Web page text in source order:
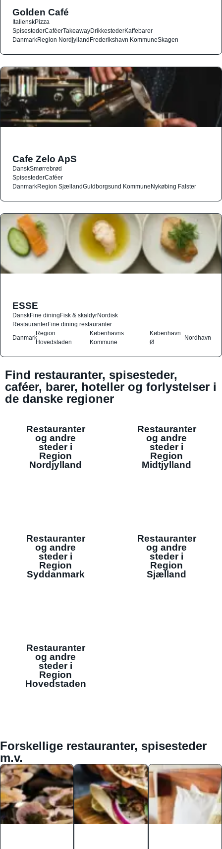
Golden Café
ItalienskPizza
SpisestederCaféerTakeawayDrikkestederKaffebarer
DanmarkRegion NordjyllandFrederikshavn KommuneSkagen
Cafe Zelo ApS
DanskSmørrebrød
SpisestederCaféer
DanmarkRegion SjællandGuldborgsund KommuneNykøbing Falster
ESSE
DanskFine diningFisk & skaldyrNordisk
RestauranterFine dining restauranter
Danmark
Region
Hovedstaden
Københavns
Kommune
København
Ø
Nordhavn
Find restauranter, spisesteder,
caféer, barer, hoteller og forlystelser i
de danske regioner
Restauranter
og andre
steder i
Region
Nordjylland
Restauranter
og andre
steder i
Region
Midtjylland
Restauranter
og andre
steder i
Region
Syddanmark
Restauranter
og andre
steder i
Region
Sjælland
Restauranter
og andre
steder i
Region
Hovedstaden
Forskellige restauranter, spisesteder
m.v.